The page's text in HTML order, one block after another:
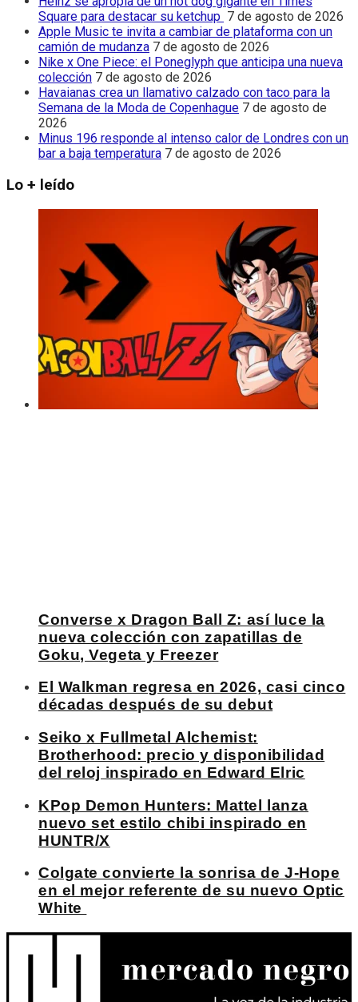
Square para destacar su ketchup 7 de agosto de 2026
Apple Music te invita a cambiar de plataforma con un
camión de mudanza 7 de agosto de 2026
Nike x One Piece: el Poneglyph que anticipa una nueva
colección 7 de agosto de 2026
Havaianas crea un llamativo calzado con taco para la
Semana de la Moda de Copenhague 7 de agosto de
2026
Minus 196 responde al intenso calor de Londres con un
bar a baja temperatura 7 de agosto de 2026
Lo + leído
Converse x Dragon Ball Z: así luce la
nueva colección con zapatillas de
Goku, Vegeta y Freezer
El Walkman regresa en 2026, casi cinco
décadas después de su debut
Seiko x Fullmetal Alchemist:
Brotherhood: precio y disponibilidad
del reloj inspirado en Edward Elric
KPop Demon Hunters: Mattel lanza
nuevo set estilo chibi inspirado en
HUNTR/X
Colgate convierte la sonrisa de J-Hope
en el mejor referente de su nuevo Optic
White